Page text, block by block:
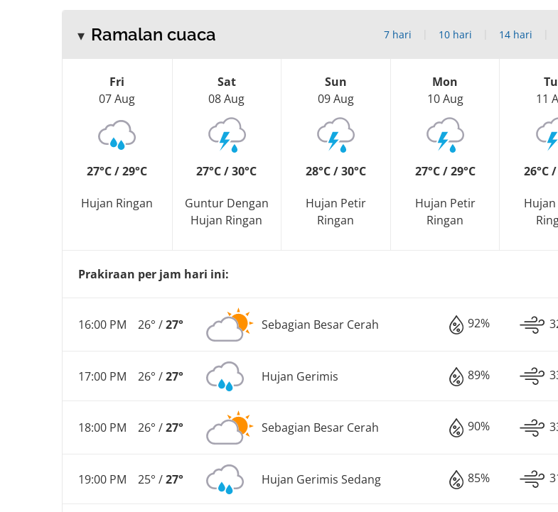
Ramalan cuaca 7 hari 10 hari 14 hari
Fri
07 Aug
27°C / 29°C
Hujan Ringan
Sat
08 Aug
27°C / 30°C
Guntur Dengan
Hujan Ringan
Sun
09 Aug
28°C / 30°C
Hujan Petir
Ringan
Mon
10 Aug
27°C / 29°C
Hujan Petir
Ringan
11
26°C
Prakiraan per jam hari ini:
16:00 PM 26° /27° Sebagian Besar Cerah 92%
17:00 PM 26° /27° Hujan Gerimis 89%
18:00 PM 26° /27° Sebagian Besar Cerah 90%
19:00 PM 25° /27° Hujan Gerimis Sedang 85%